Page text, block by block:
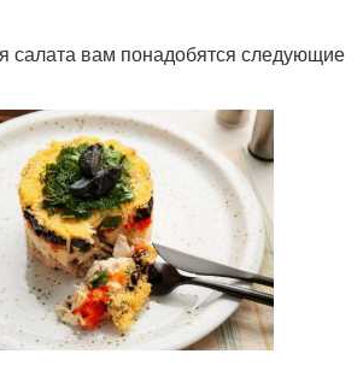
салата вам понадобятся следующие